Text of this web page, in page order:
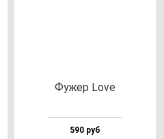
Фужер Love
590 руб